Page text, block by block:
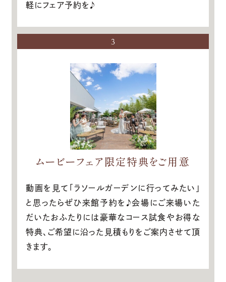
軽にフェア予約を♪
3
ムービーフェア限定特典をご用意
動画を見て「ラソールガーデンに行ってみたい」
と思ったらぜひ来館予約を♪会場にご来場いた
だいたおふたりには豪華なコース試食やお得な
特典、ご希望に沿った見積もりをご案内させて頂
きます。